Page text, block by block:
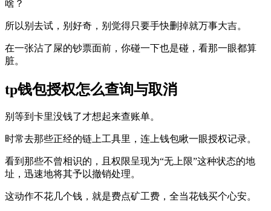
啥？
所以别去试，别好奇，别觉得只要手快删掉就万事大吉。
在一张沾了屎的钞票面前，你碰一下也是碰，看那一眼都算
脏。
tp钱包授权怎么查询与取消
别等到卡里没钱了才想起来查账单。
时常去那些正经的链上工具里，连上钱包瞅一眼授权记录。
看到那些不曾相识的，且权限呈现为“无上限”这种状态的地
址，迅速地将其予以撤销处理。
这动作不花几个钱，就是费点矿工费，全当花钱买个心安。